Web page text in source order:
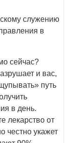
служению
в
сейчас?
и вас,
путь
в день.
лекарство от
честно укажет